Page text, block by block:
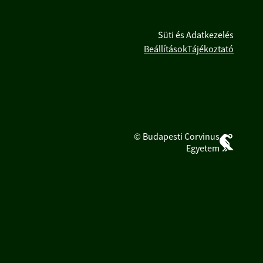
Süti és Adatkezelés
BeállításokTájékoztató
© Budapesti Corvinus
Egyetem